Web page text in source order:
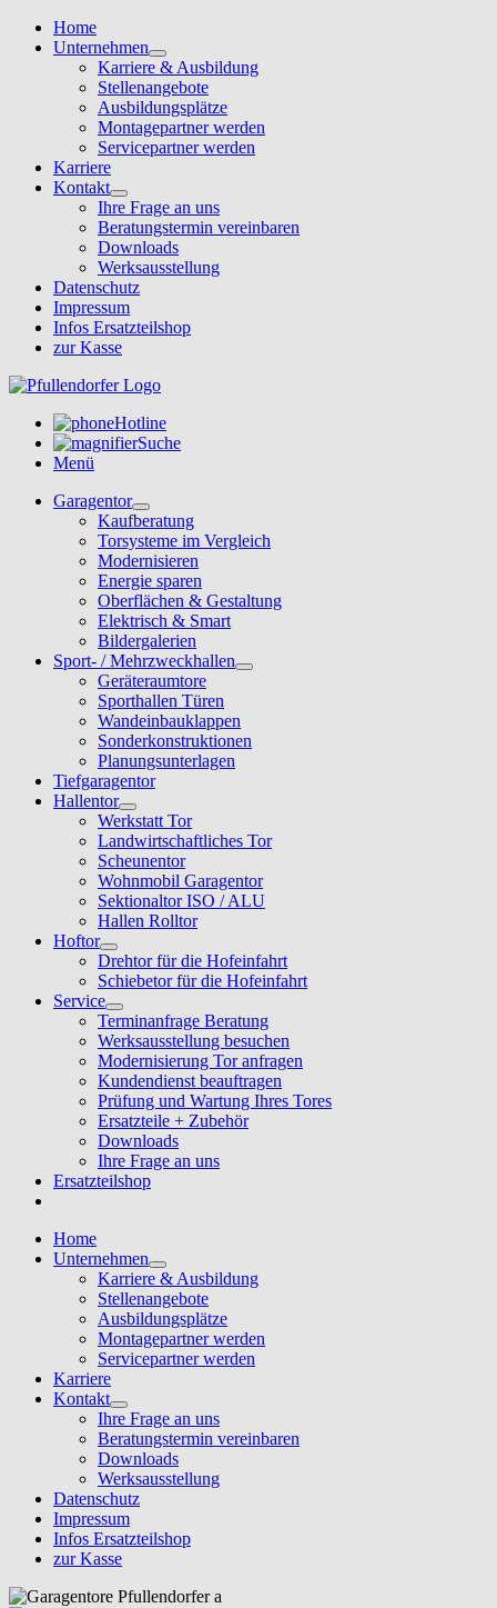
Home
Unternehmen
Karriere & Ausbildung
Stellenangebote
Ausbildungsplätze
Montagepartner werden
Servicepartner werden
Karriere
Kontakt
Ihre Frage an uns
Beratungstermin vereinbaren
Downloads
Werksausstellung
Datenschutz
Impressum
Infos Ersatzteilshop
zur Kasse
Hotline
Suche
Menü
Garagentor
Kaufberatung
Torsysteme im Vergleich
Modernisieren
Energie sparen
Oberflächen & Gestaltung
Elektrisch & Smart
Bildergalerien
Sport- / Mehrzweckhallen
Geräteraumtore
Sporthallen Türen
Wandeinbauklappen
Sonderkonstruktionen
Planungsunterlagen
Tiefgaragentor
Hallentor
Werkstatt Tor
Landwirtschaftliches Tor
Scheunentor
Wohnmobil Garagentor
Sektionaltor ISO / ALU
Hallen Rolltor
Hoftor
Drehtor für die Hofeinfahrt
Schiebetor für die Hofeinfahrt
Service
Terminanfrage Beratung
Werksausstellung besuchen
Modernisierung Tor anfragen
Kundendienst beauftragen
Prüfung und Wartung Ihres Tores
Ersatzteile + Zubehör
Downloads
Ihre Frage an uns
Ersatzteilshop
Home
Unternehmen
Karriere & Ausbildung
Stellenangebote
Ausbildungsplätze
Montagepartner werden
Servicepartner werden
Karriere
Kontakt
Ihre Frage an uns
Beratungstermin vereinbaren
Downloads
Werksausstellung
Datenschutz
Impressum
Infos Ersatzteilshop
zur Kasse